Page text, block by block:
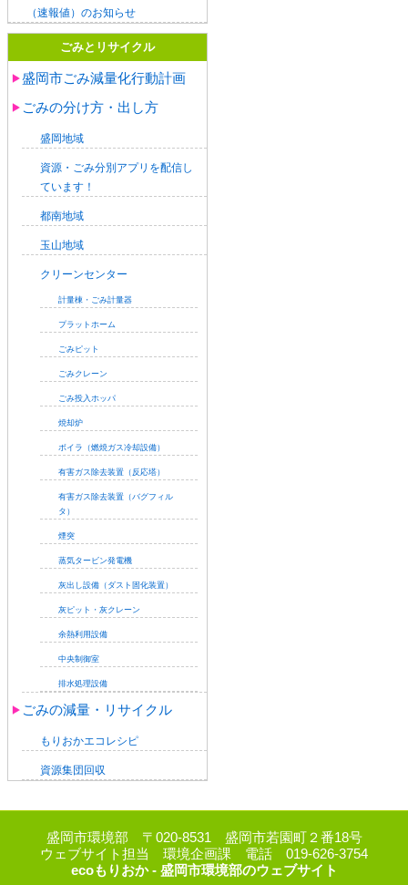
（速報値）のお知らせ
ごみとリサイクル
盛岡市ごみ減量化行動計画
ごみの分け方・出し方
盛岡地域
資源・ごみ分別アプリを配信し
ています！
都南地域
玉山地域
クリーンセンター
計量棟・ごみ計量器
プラットホーム
ごみピット
ごみクレーン
ごみ投入ホッパ
焼却炉
ボイラ（燃焼ガス冷却設備）
有害ガス除去装置（反応塔）
有害ガス除去装置（バグフィル
タ）
煙突
蒸気タービン発電機
灰出し設備（ダスト固化装置）
灰ピット・灰クレーン
余熱利用設備
中央制御室
排水処理設備
ごみの減量・リサイクル
もりおかエコレシピ
資源集団回収
盛岡市環境部 〒020-8531 盛岡市若園町２番18号
ウェブサイト担当 環境企画課 電話 019-626-3754
ecoもりおか - 盛岡市環境部のウェブサイト